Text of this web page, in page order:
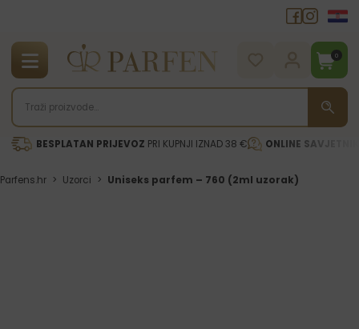
0
BESPLATAN PRIJEVOZ PRI KUPNJI IZNAD 38 € ONLINE
Parfens.hr > Uzorci > Uniseks parfem – 760 (2ml uzorak)